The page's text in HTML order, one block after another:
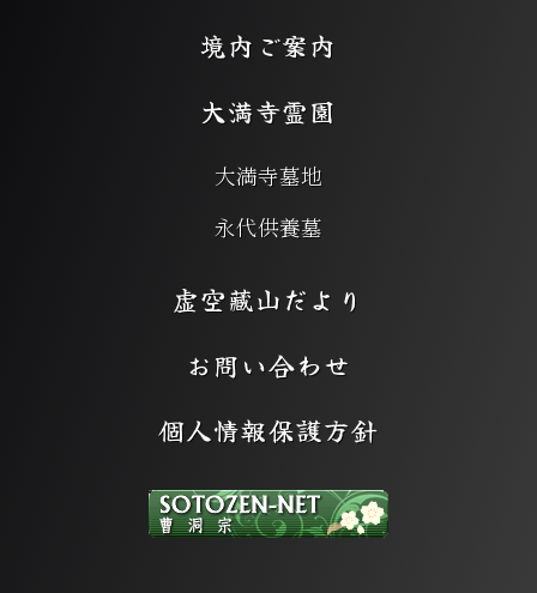
境内ご案内
大満寺霊園
大満寺墓地
永代供養墓
虚空藏山だより
お問い合わせ
個人情報保護方針